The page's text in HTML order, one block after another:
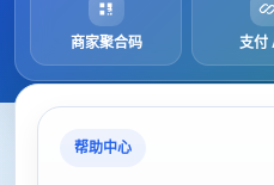
商家聚合码 支付
帮助中心